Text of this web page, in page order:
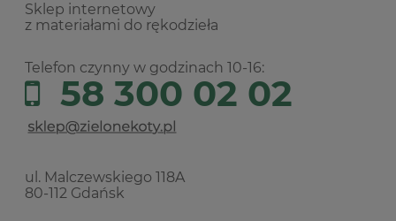
Sklep internetowy
z materiałami do rękodzieła
Telefon czynny w godzinach 10-16:
58 300 02 02
ul. Malczewskiego 118A
80-112 Gdańsk